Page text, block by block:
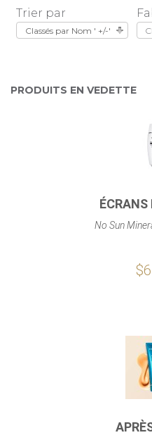
Trier par
Classés par Nom ' +/-'
PRODUITS EN VEDETTE
No Sun